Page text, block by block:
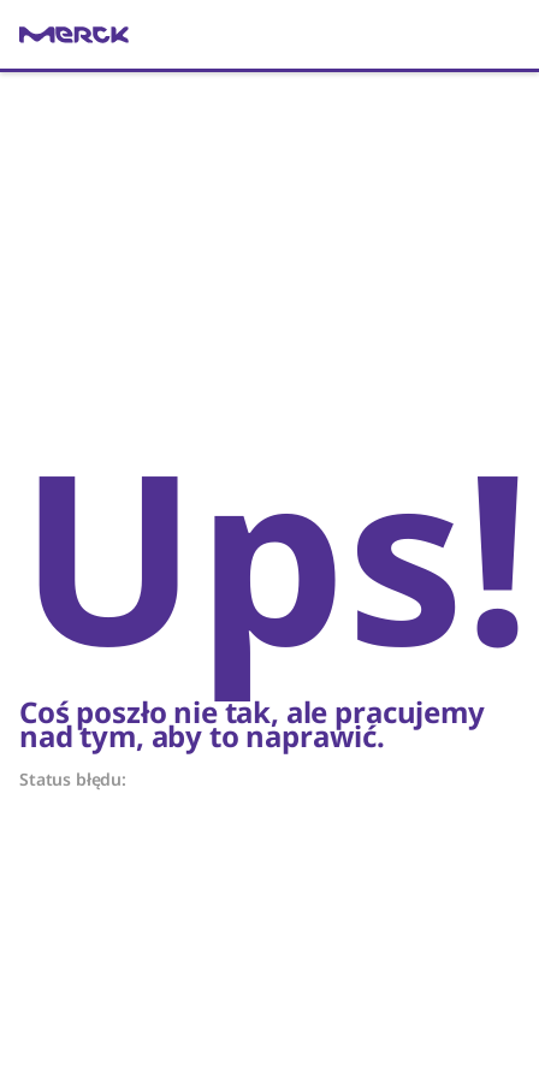
Ups!
Coś poszło nie tak, ale pracujemy
nad tym, aby to naprawić.
Status błędu: